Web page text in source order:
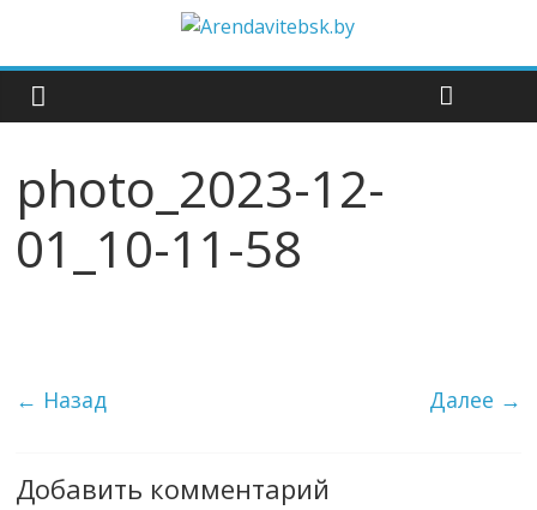
photo_2023-12-
01_10-11-58
← Назад Далее →
Добавить комментарий